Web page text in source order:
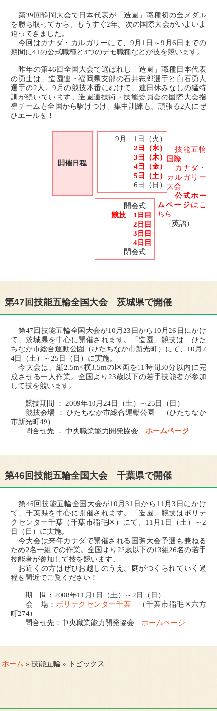
第39回静岡大会で日本代表が「造園」職種初の金メダル
を勝ち取ってから、もうすぐ2年。次の国際大会がいよいよ
迫ってきました。
今回はカナダ・カルガリーにて、9月1日～9月6日までの
期間に41の公式職種と3つのデモ職種などが技を競います。
昨年の第46回全国大会で選ばれし「造園」職種日本代表
の勇士は、造園連・福岡県支部の石井志郎選手と白石勇人
選手の2人。9月の競技本番にむけて、連日休みなしの猛特
訓が続いています。造園連技術・技能委員会の国際大会指
導チームも全国から駆けつけ、集中訓練も。頑張る2人にぜ
ひエールを！
開催日程
9月 1日（火）
9月2日（水）
9月3日（木）
9月4日（金）
9月5日（土）
9月6日（日）
開会式
競技 1日目
競技2日目
競技3日目
競技4日目
閉会式
技能五輪
国際
カナダ・
カルガリー
大会
公式ホー
ムページはこ
ちら
（英語）
第47回技能五輪全国大会 茨城県で開催
第47回技能五輪全国大会が10月23日から10月26日にかけ
て、茨城県を中心に開催されます。「造園」競技は、ひた
ちなか市総合運動公園（ひたちなか市新光町）にて、10月2
4日（土）～25日（日）に実施。
今大会は、縦2.5m×横3.5mの区画を11時間30分以内に完
成させる一人作業。全国より23歳以下の若手技能者が参加
して技を競います。
競技期間 ： 2009年10月24日（土）～25日（日）
競技会場 ： ひたちなか市総合運動公園 （ひたちなか
市新光町49）
問合せ先 ： 中央職業能力開発協会ホームページ
第46回技能五輪全国大会 千葉県で開催
第46回技能五輪全国大会が10月31日から11月3日にかけ
て、千葉県を中心に開催されます。「造園」競技はポリテ
クセンター千葉（千葉市稲毛区）にて、11月1日（土）～2
日（日）に実施。
今大会は来年カナダで開催される国際大会予選も兼ねる
ため2名一組での作業。全国より23歳以下の13組26名の若手
技能者が参加して技を競います。
お近くの方はぜひお越しのうえ、庭がつくられていく過
程を間近でご覧ください！
期 間：2008年11月1日（土）～2日（日）
会 場： ポリテクセンター千葉 （千葉市稲毛区六方
町274）
問合せ先：中央職業能力開発協会 ホームページ
ホーム » 技能五輪 » トピックス